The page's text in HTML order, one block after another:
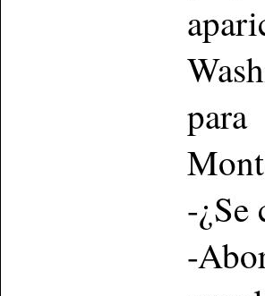
-¿Se
-